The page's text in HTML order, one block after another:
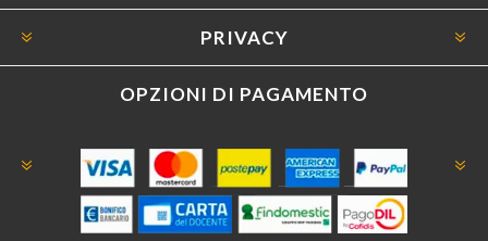
PRIVACY
OPZIONI DI PAGAMENTO